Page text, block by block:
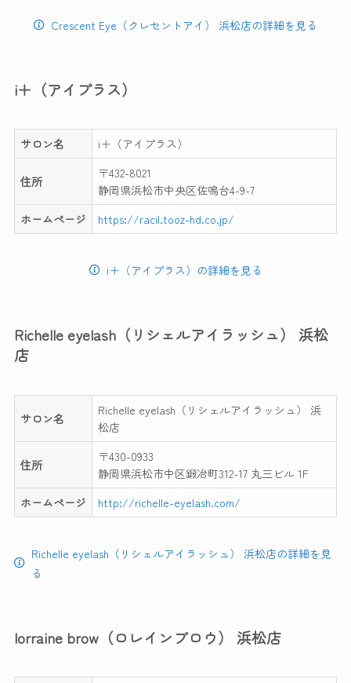
Crescent Eye（クレセントアイ） 浜松店の詳細を見る
i＋（アイプラス）
サロン名 i＋（アイプラス）
住所
〒432-8021
静岡県浜松市中央区佐鳴台4-9-7
ホームページ
https://racil.tooz-hd.co.jp/
i＋（アイプラス）の詳細を見る
Richelle eyelash（リシェルアイラッシュ） 浜松
店
サロン名
Richelle eyelash（リシェルアイラッシュ） 浜
松店
住所
〒430-0933
静岡県浜松市中区鍛冶町312-17 丸三ビル 1F
ホームページ
http://richelle-eyelash.com/
Richelle eyelash（リシェルアイラッシュ） 浜松店の詳細を見
る
lorraine brow（ロレインブロウ） 浜松店